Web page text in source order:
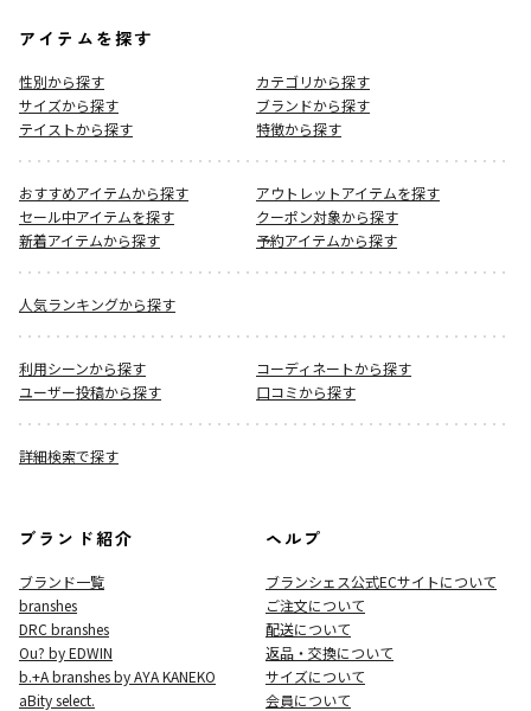
アイテムを探す
性別から探す
カテゴリから探す
サイズから探す
ブランドから探す
テイストから探す
特徴から探す
おすすめアイテムから探す
アウトレットアイテムを探す
セール中アイテムを探す
クーポン対象から探す
新着アイテムから探す
予約アイテムから探す
人気ランキングから探す
利用シーンから探す
コーディネートから探す
ユーザー投稿から探す
口コミから探す
詳細検索で探す
ブランド紹介
ブランド一覧
branshes
DRC branshes
Ou? by EDWIN
b.+A branshes by AYA KANEKO
aBity select.
ヘルプ
ブランシェス公式ECサイトについて
ご注文について
配送について
返品・交換について
サイズについて
会員について